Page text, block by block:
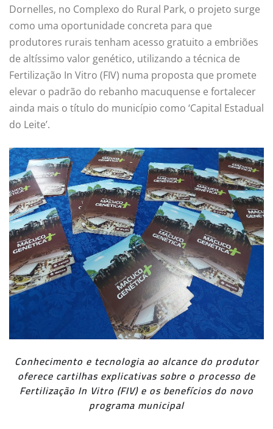
Dornelles, no Complexo do Rural Park, o projeto surge
como uma oportunidade concreta para que
produtores rurais tenham acesso gratuito a embriões
de altíssimo valor genético, utilizando a técnica de
Fertilização In Vitro (FIV) numa proposta que promete
elevar o padrão do rebanho macuquense e fortalecer
ainda mais o título do município como ‘Capital Estadual
do Leite’.
Conhecimento e tecnologia ao alcance do produtor
oferece cartilhas explicativas sobre o processo de
Fertilização In Vitro (FIV) e os benefícios do novo
programa municipal